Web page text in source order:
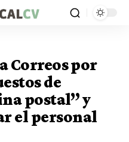
Correos por
de
postal” y
el personal